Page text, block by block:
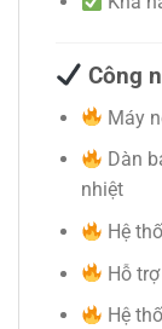
Công
Máy
Dàn
nhiệt
Hệ
Hỗ
Hệ